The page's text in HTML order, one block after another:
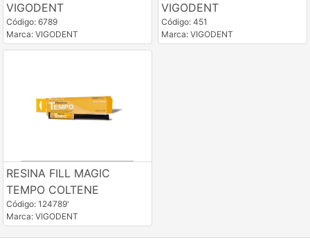
VIGODENT
Código: 6789
Marca: VIGODENT
VIGODENT
Código: 451
Marca: VIGODENT
RESINA FILL MAGIC
TEMPO COLTENE
Código: 124789'
Marca: VIGODENT